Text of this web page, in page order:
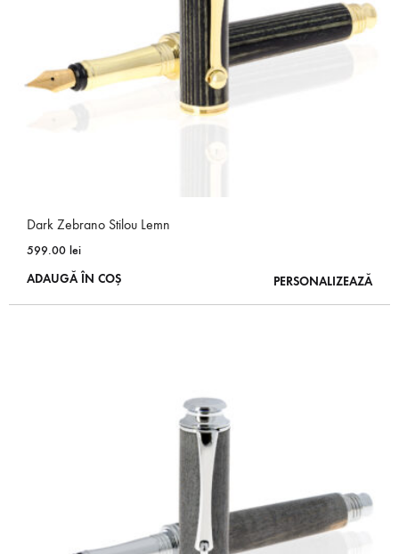
Dark Zebrano Stilou Lemn
599.00 lei
ADAUGĂ ÎN COȘ
PERSONALIZEAZĂ